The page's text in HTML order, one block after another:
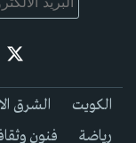
الكويت الشرق
رياضة
فنون